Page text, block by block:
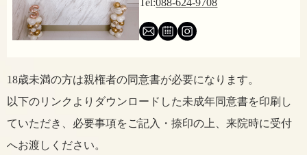
18歳未満の方は親権者の同意書が必要になります。
以下のリンクよりダウンロードした未成年同意書を印刷し
ていただき、 必要事項をご記入・捺印の上、来院時に受付
へお渡しください。